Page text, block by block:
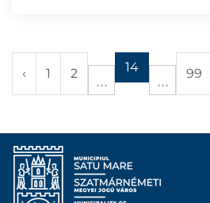
‹ 1 2 14 99